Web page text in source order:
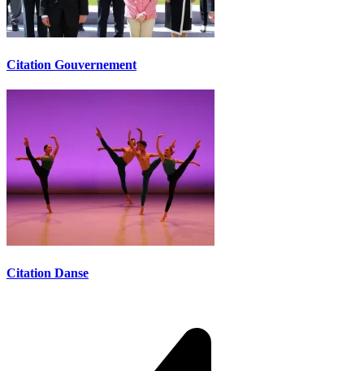
Citation Gouvernement
Citation Danse